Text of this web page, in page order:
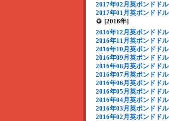
2017年02月英ポンドドル
2017年01月英ポンドドル
[2016年]
2016年12月英ポンドドル
2016年11月英ポンドドル
2016年10月英ポンドドル
2016年09月英ポンドドル
2016年08月英ポンドドル
2016年07月英ポンドドル
2016年06月英ポンドドル
2016年05月英ポンドドル
2016年04月英ポンドドル
2016年03月英ポンドドル
2016年02月英ポンドドル